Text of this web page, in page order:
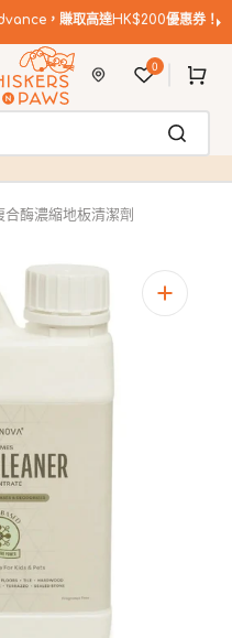
，賺取高達HK$200優惠券！
0
購
物
酶濃縮地板清潔劑